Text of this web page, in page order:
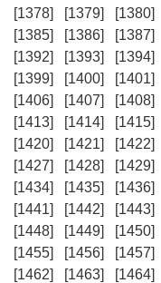
[1378]
[1379] [1380]
[1385]
[1386] [1387]
[1392]
[1393] [1394]
[1399]
[1400] [1401]
[1406]
[1407] [1408]
[1413]
[1414] [1415]
[1420]
[1421] [1422]
[1427]
[1428] [1429]
[1434]
[1435] [1436]
[1441]
[1442] [1443]
[1448]
[1449] [1450]
[1455]
[1456] [1457]
[1462]
[1463] [1464]